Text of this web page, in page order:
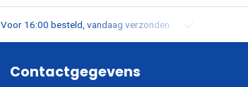
Voor 16:00 besteld, vandaag verzonden
Contactgegevens